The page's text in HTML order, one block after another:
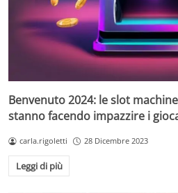
Benvenuto 2024: le slot
stanno facendo impazzire i
carla.rigoletti 28 Dicembre 2023
Leggi di più